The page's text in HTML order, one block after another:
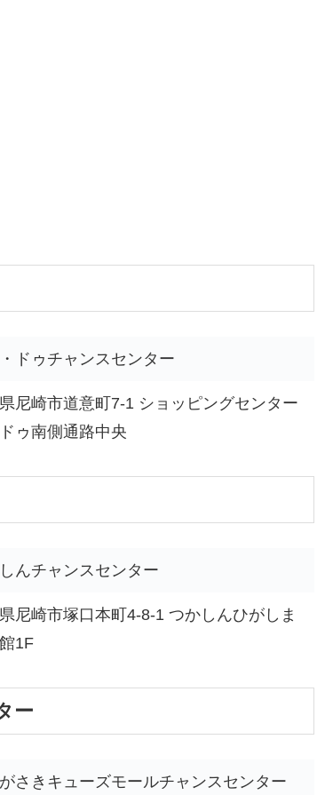
ドゥチャンスセンター
尼崎市道意町7-1 ショッピングセンター
ゥ南側通路中央
んチャンスセンター
尼崎市塚口本町4-8-1 つかしんひがしま
1F
ー
さきキューズモールチャンスセンター